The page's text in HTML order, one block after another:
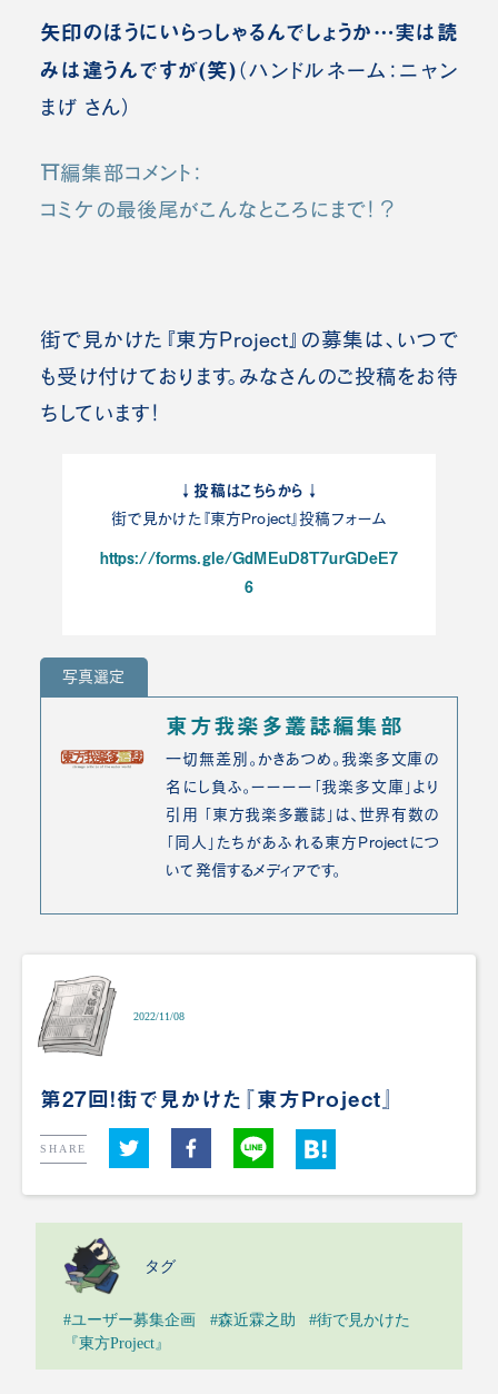
矢印のほうにいらっしゃるんでしょうか…実は読
みは違うんですが(笑)（ハンドルネーム：ニャン
まげ さん）
⛩️編集部コメント：
コミケの最後尾がこんなところにまで！？
街で見かけた『東方Project』の募集は、いつで
も受け付けております。みなさんのご投稿をお待
ちしています！
↓投稿はこちらから↓
街で見かけた『東方Project』投稿フォーム
https://forms.gle/GdMEuD8T7urGDeE7
6
写真選定
東方我楽多叢誌編集部
一切無差別。かきあつめ。我楽多文庫の
名にし負ふ。ーーーー「我楽多文庫」より
引用 「東方我楽多叢誌」は、世界有数の
「同人」たちがあふれる東方Projectにつ
いて発信するメディアです。
2022/11/08
第27回！街で見かけた『東方Project』
SHARE
タグ
#ユーザー募集企画 #森近霖之助
#街で見かけた
『東方Project』